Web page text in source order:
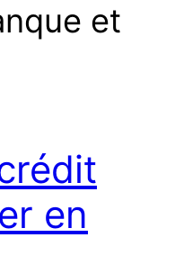
et
en